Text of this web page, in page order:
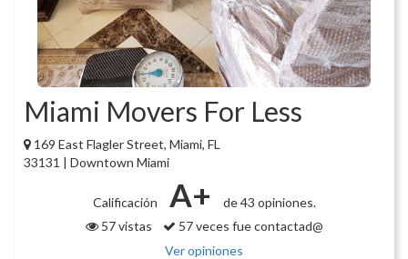
Miami Movers For Less
169 East Flagler Street, Miami, FL
33131 | Downtown Miami
Calificación A+
de 43 opiniones.
57 vistas
57 veces fue contactad@
Ver opiniones